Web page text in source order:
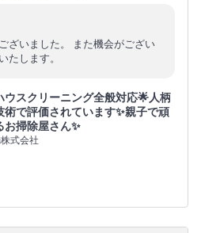
ざいました。 また機会がござい
たします。
ウスクリーニング全般対応🌟人柄
術で評価されています✨親子で頑
お掃除屋さん✨
式会社